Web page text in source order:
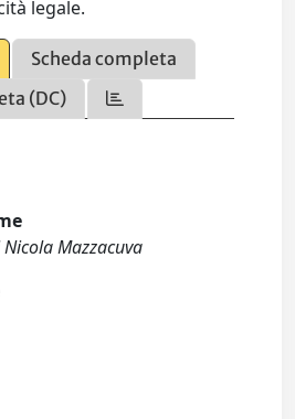
legale.
Scheda completa
(DC)
Mazzacuva